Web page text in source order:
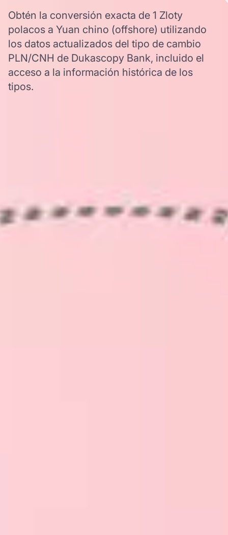
Obtén la conversión exacta de 1 Zloty
polacos a Yuan chino (offshore) utilizando
los datos actualizados del tipo de cambio
PLN/CNH de Dukascopy Bank, incluido el
acceso a la información histórica de los
tipos.